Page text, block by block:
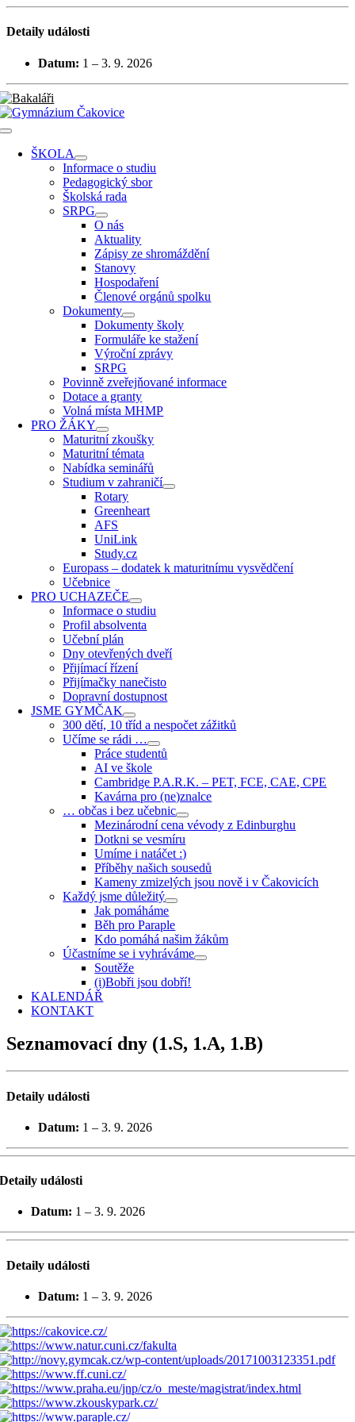
Přeskočit
na
Detaily události
Datum: 1 – 3. 9. 2026
Toggle
NavigationŠKOLA
Informace o studiu
Pedagogický sbor
Školská rada
SRPG
O nás
Aktuality
Zápisy ze shromáždění
Stanovy
Hospodaření
Členové orgánů spolku
Dokumenty
Dokumenty školy
Formuláře ke stažení
Výroční zprávy
SRPG
Povinně zveřejňované informace
Dotace a granty
Volná místa MHMP
PRO ŽÁKY
Maturitní zkoušky
Maturitní témata
Nabídka seminářů
Studium v zahraničí
Rotary
Greenheart
AFS
UniLink
Study.cz
Europass – dodatek k maturitnímu vysvědčení
Učebnice
PRO UCHAZEČE
Informace o studiu
Profil absolventa
Učební plán
Dny otevřených dveří
Přijímací řízení
Přijímačky nanečisto
Dopravní dostupnost
JSME GYMČAK
300 dětí, 10 tříd a nespočet zážitků
Učíme se rádi …
Práce studentů
AI ve škole
Cambridge P.A.R.K. – PET, FCE, CAE, CPE
Kavárna pro (ne)znalce
… občas i bez učebnic
Mezinárodní cena vévody z Edinburghu
Dotkni se vesmíru
Umíme i natáčet :)
Příběhy našich sousedů
Kameny zmizelých jsou nově i v Čakovicích
Každý jsme důležitý
Jak pomáháme
Běh pro Paraple
Kdo pomáhá našim žákům
Účastníme se i vyhráváme
Soutěže
(i)Bobři jsou dobří!
KALENDÁŘ
KONTAKT
Seznamovací dny (1.S, 1.A, 1.B)
Detaily události
Datum: 1 – 3. 9. 2026
Detaily události
Datum: 1 –3. 9. 2026
Detaily události
Datum: 1 – 3. 9. 2026